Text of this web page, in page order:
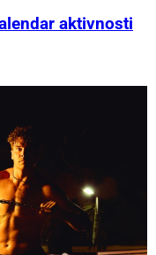
aktivnosti